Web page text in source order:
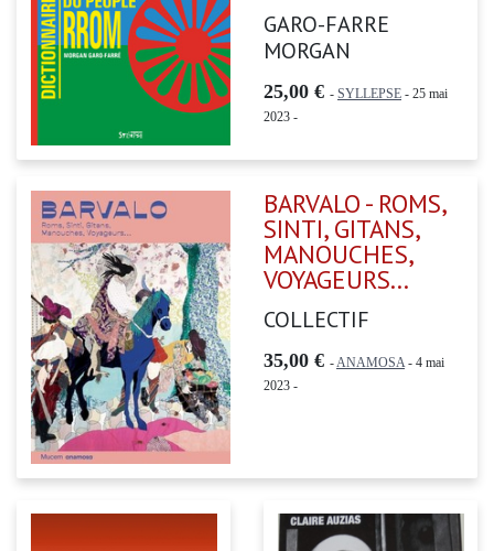
GARO-FARRE
MORGAN
25,00 € - SYLLEPSE - 25 mai
2023 -
BARVALO - ROMS,
SINTI, GITANS,
MANOUCHES,
VOYAGEURS...
COLLECTIF
35,00 € -ANAMOSA- 4 mai
2023 -